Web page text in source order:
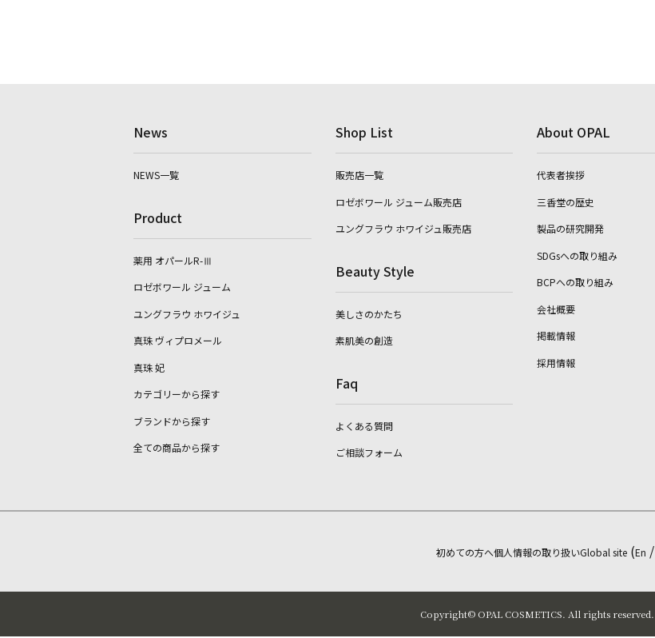
News
NEWS一覧
Product
薬用 オパールR-Ⅲ
ロゼボワール ジューム
ユングフラウ ホワイジュ
真珠 ヴィプロメール
真珠 妃
カテゴリーから探す
ブランドから探す
全ての商品から探す
Shop List
販売店一覧
ロゼボワール ジューム販売店
ユングフラウ ホワイジュ販売店
Beauty Style
美しさのかたち
素肌美の創造
Faq
よくある質問
ご相談フォーム
About OPAL
代表者挨拶
三香堂の歴史
製品の研究開発
SDGsへの取り組み
BCPへの取り組み
会社概要
掲載情報
採用情報
初めての方へ個人情報の取り扱いGlobal site(En /
Copyright©︎ OPAL COSMETICS. All rights reserved.